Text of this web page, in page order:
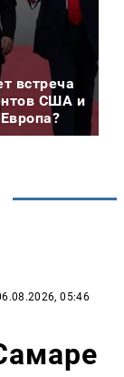
встреча
США и
05:46